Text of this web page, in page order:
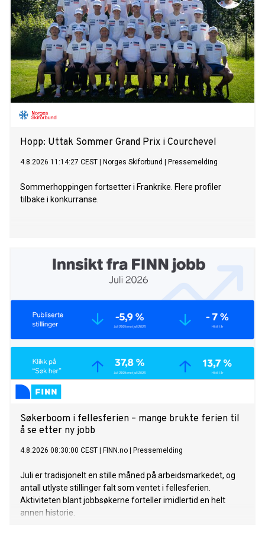
Hopp: Uttak Sommer Grand Prix i Courchevel
4.8.2026 11:14:27 CEST Norges Skiforbund Pressemelding
Sommerhoppingen fortsetter i Frankrike. Flere profiler
tilbake i konkurranse.
Søkerboom i fellesferien – mange brukte ferien til
å se etter ny jobb
4.8.2026 08:30:00 CEST FINN.no Pressemelding
Juli er tradisjonelt en stille måned på arbeidsmarkedet, og
antall utlyste stillinger falt som ventet i fellesferien.
Aktiviteten blant jobbsøkerne forteller imidlertid en helt
annen historie.